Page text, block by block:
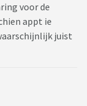
voor de
appt ie
juist